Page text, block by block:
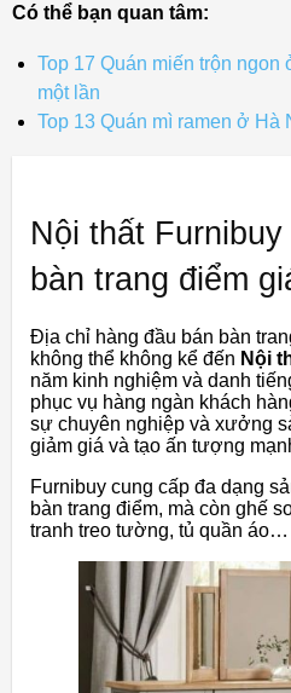
Có thể bạn quan tâm:
Top 17 Quán miến trộn
một lần
Top 13 Quán mì ramen ở Hà
Nội thất
bàn trang điểm
Địa chỉ hàng đầu bán bàn
không thể không kể đến Nội
năm kinh nghiệm và danh
phục vụ hàng ngàn khách
sự chuyên nghiệp và xưởng
giảm giá và tạo ấn tượng
Furnibuy cung cấp đa dạng
bàn trang điểm, mà còn ghế
tranh treo tường, tủ quần